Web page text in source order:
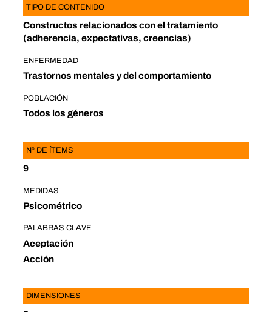
TIPO DE CONTENIDO
Constructos relacionados con el tratamiento
(adherencia, expectativas, creencias)
ENFERMEDAD
Trastornos mentales y del comportamiento
POBLACIÓN
Todos los géneros
Nº DE ÍTEMS
9
MEDIDAS
Psicométrico
PALABRAS CLAVE
Aceptación
Acción
DIMENSIONES